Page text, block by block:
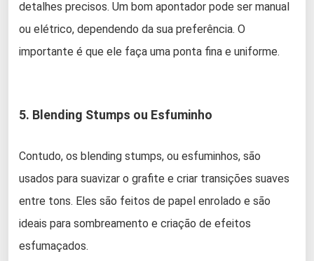
detalhes precisos. Um bom apontador pode ser manual
ou elétrico, dependendo da sua preferência. O
importante é que ele faça uma ponta fina e uniforme.
5. Blending Stumps ou Esfuminho
Contudo, os blending stumps, ou esfuminhos, são
usados para suavizar o grafite e criar transições suaves
entre tons. Eles são feitos de papel enrolado e são
ideais para sombreamento e criação de efeitos
esfumaçados.